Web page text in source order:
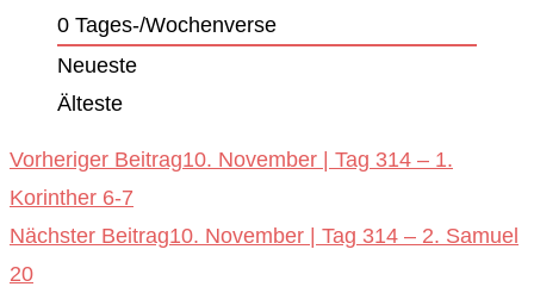
0 Tages-/Wochenverse
Neueste
Älteste
Weitere
Artikel
ansehen
Vorheriger Beitrag10. November | Tag 314 – 1.
Korinther 6-7
Nächster Beitrag10. November | Tag 314 – 2. Samuel
20